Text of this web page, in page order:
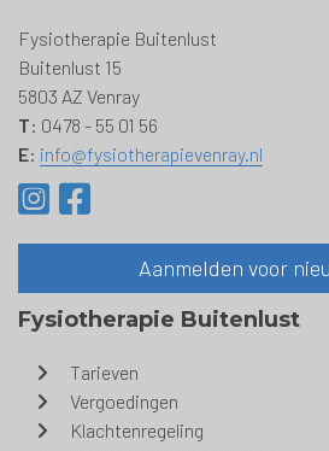
Fysiotherapie Buitenlust
Buitenlust 15
5803 AZ Venray
T: 0478 - 55 01 56
E: info@fysiotherapievenray.nl
Aanmelden voor
Fysiotherapie Buitenlust
Tarieven
Vergoedingen
Klachtenregeling